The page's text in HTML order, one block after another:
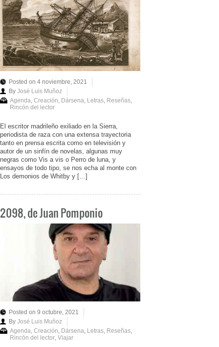
Posted on 4 noviembre, 2021
By José Luis Muñoz
Agenda, Creación, Dársena, Letras, Reseñas,
Rincón del lector
El escritor madrileño exiliado en la Sierra,
periodista de raza con una extensa trayectoria
tanto en prensa escrita como en televisión y
autor de un sinfín de novelas, algunas muy
negras como Vis a vis o Perro de luna, y
ensayos de todo tipo, se nos echa al monte con
Los demonios de Whitby y […]
2098, de Juan Pomponio
Posted on 9 octubre, 2021
By José Luis Muñoz
Agenda, Creación, Dársena, Letras, Reseñas,
Rincón del lector, Viajar